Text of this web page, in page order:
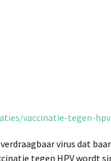
vaccinatie-tegen-
virus dat
tegen HPV wordt